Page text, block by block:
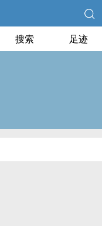
搜索 足迹